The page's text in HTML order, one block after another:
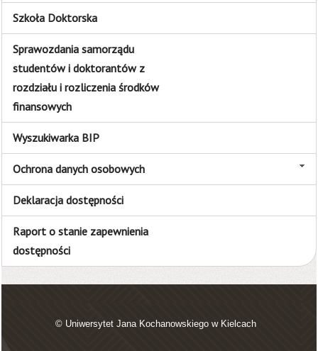
Szkoła Doktorska
Sprawozdania samorządu
studentów i doktorantów z
rozdziału i rozliczenia środków
finansowych
Wyszukiwarka BIP
Ochrona danych osobowych
Deklaracja dostępności
Raport o stanie zapewnienia
dostępności
© Uniwersytet Jana Kochanowskiego w Kielcach